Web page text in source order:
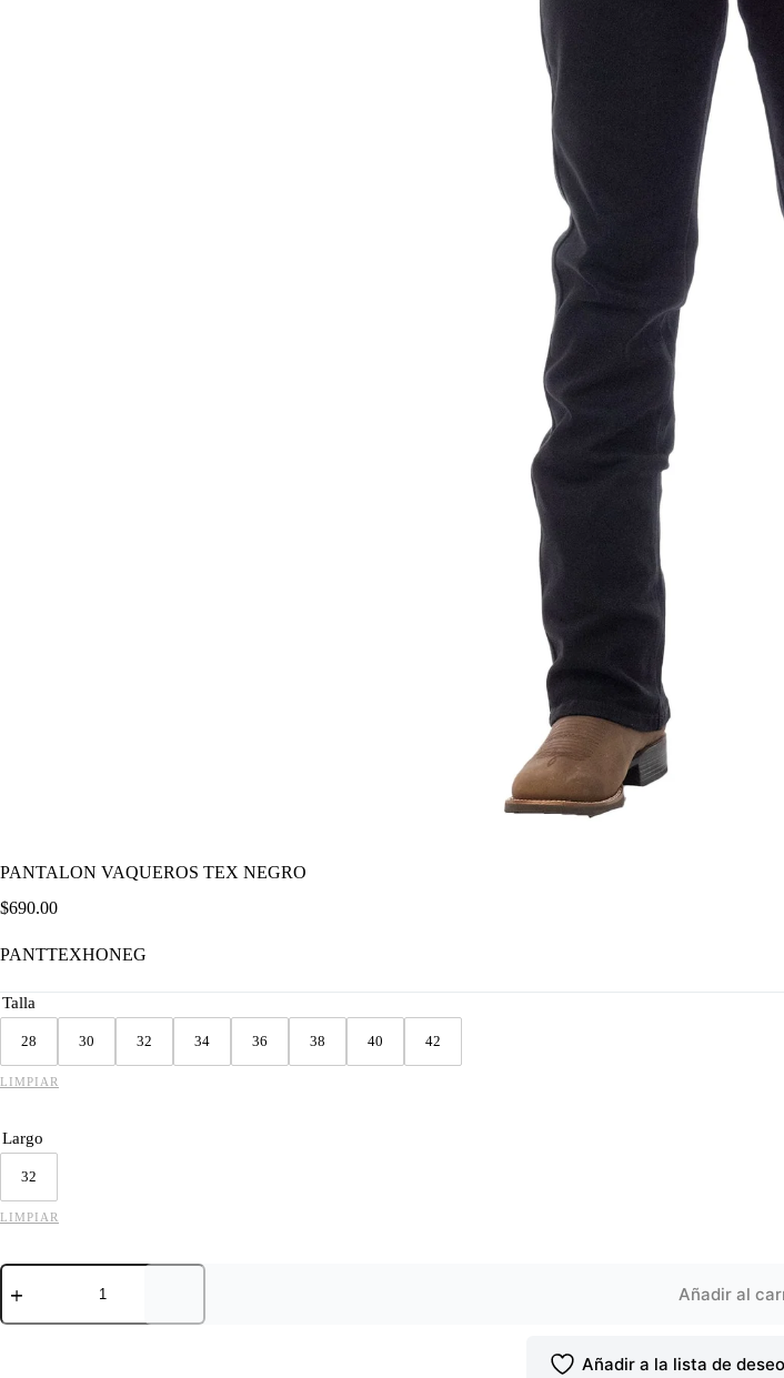
PANTALON VAQUEROS TEX NEGRO
$690.00
PANTTEXHONEG
Talla
28 30 32 34 36 38 40 42
LIMPIAR
Largo
32
LIMPIAR
PANTALON
VAQUEROS
NEGRO
Añadir al
Añadir a la lista de